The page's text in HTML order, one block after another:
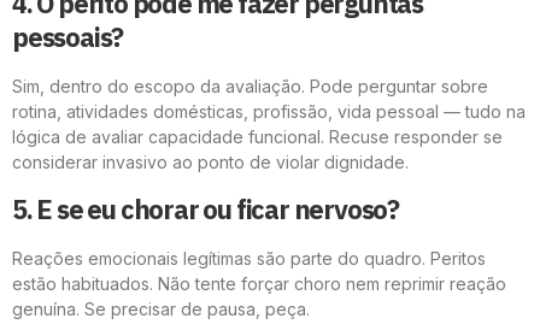
pessoais?
Sim, dentro do escopo da avaliação. Pode perguntar sobre
rotina, atividades domésticas, profissão, vida pessoal — tudo na
lógica de avaliar capacidade funcional. Recuse responder se
considerar invasivo ao ponto de violar dignidade.
5. E se eu chorar ou ficar nervoso?
Reações emocionais legítimas são parte do quadro. Peritos
estão habituados. Não tente forçar choro nem reprimir reação
genuína. Se precisar de pausa, peça.